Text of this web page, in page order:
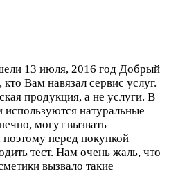
13 июля, 2016 год Добрый
Вам навязал сервис услуг.
продукция, а не услуги. В
используются натуральные
могут вызвать
перед покупкой
тест. Нам очень жаль, что
вызвало такие